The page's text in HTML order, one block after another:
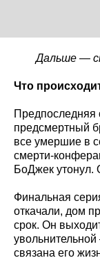
Дальше —
Что
предсмертный
все умершие в
смерти-
БоДжек утонул.
Финальная
откачали, дом
срок. Он
связана его